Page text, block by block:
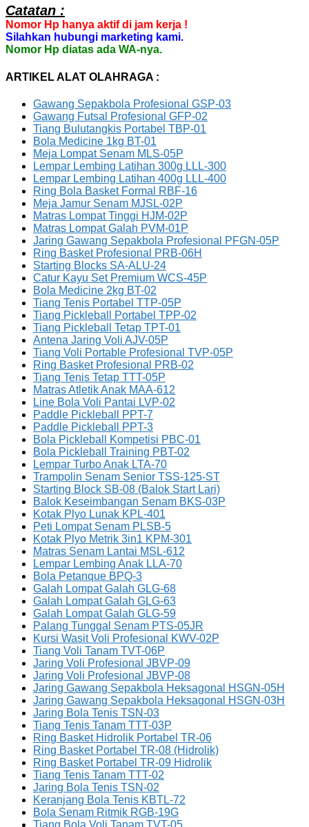
Catatan :
Nomor Hp hanya aktif di jam kerja !
Silahkan hubungi marketing kami.
Nomor Hp diatas ada WA-nya.
ARTIKEL ALAT OLAHRAGA :
Gawang Sepakbola Profesional GSP-03
Gawang Futsal Profesional GFP-02
Tiang Bulutangkis Portabel TBP-01
Bola Medicine 1kg BT-01
Meja Lompat Senam MLS-05P
Lempar Lembing Latihan 300g LLL-300
Lempar Lembing Latihan 400g LLL-400
Ring Bola Basket Formal RBF-16
Meja Jamur Senam MJSL-02P
Matras Lompat Tinggi HJM-02P
Matras Lompat Galah PVM-01P
Jaring Gawang Sepakbola Profesional PFGN-05P
Ring Basket Profesional PRB-06H
Starting Blocks SA-ALU-24
Catur Kayu Set Premium WCS-45P
Bola Medicine 2kg BT-02
Tiang Tenis Portabel TTP-05P
Tiang Pickleball Portabel TPP-02
Tiang Pickleball Tetap TPT-01
Antena Jaring Voli AJV-05P
Tiang Voli Portable Profesional TVP-05P
Ring Basket Profesional PRB-02
Tiang Tenis Tetap TTT-05P
Matras Atletik Anak MAA-612
Line Bola Voli Pantai LVP-02
Paddle Pickleball PPT-7
Paddle Pickleball PPT-3
Bola Pickleball Kompetisi PBC-01
Bola Pickleball Training PBT-02
Lempar Turbo Anak LTA-70
Trampolin Senam Senior TSS-125-ST
Starting Block SB-08 (Balok Start Lari)
Balok Keseimbangan Senam BKS-03P
Kotak Plyo Lunak KPL-401
Peti Lompat Senam PLSB-5
Kotak Plyo Metrik 3in1 KPM-301
Matras Senam Lantai MSL-612
Lempar Lembing Anak LLA-70
Bola Petanque BPQ-3
Galah Lompat Galah GLG-68
Galah Lompat Galah GLG-63
Galah Lompat Galah GLG-59
Palang Tunggal Senam PTS-05JR
Kursi Wasit Voli Profesional KWV-02P
Tiang Voli Tanam TVT-06P
Jaring Voli Profesional JBVP-09
Jaring Voli Profesional JBVP-08
Jaring Gawang Sepakbola Heksagonal HSGN-05H
Jaring Gawang Sepakbola Heksagonal HSGN-03H
Jaring Bola Tenis TSN-03
Tiang Tenis Tanam TTT-03P
Ring Basket Hidrolik Portabel TR-06
Ring Basket Portabel TR-08 (Hidrolik)
Ring Basket Portabel TR-09 Hidrolik
Tiang Tenis Tanam TTT-02
Jaring Bola Tenis TSN-02
Keranjang Bola Tenis KBTL-72
Bola Senam Ritmik RGB-19G
Tiang Bola Voli Tanam TVT-05